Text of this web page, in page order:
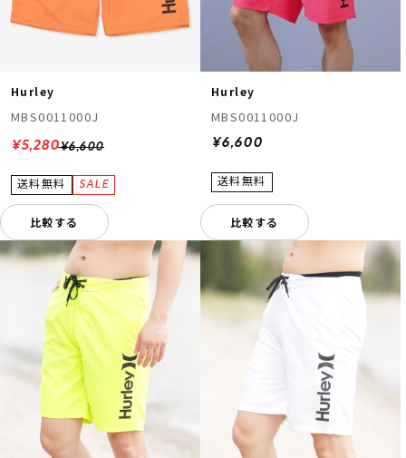
ムラサキスポーツ 公式アプリ
ポイント・クーポンもこのアプリで！
Hurley
MBS0011000J
¥6,600
¥5,280
比較する
Hurley
MBS0011000J
¥6,600
比較する